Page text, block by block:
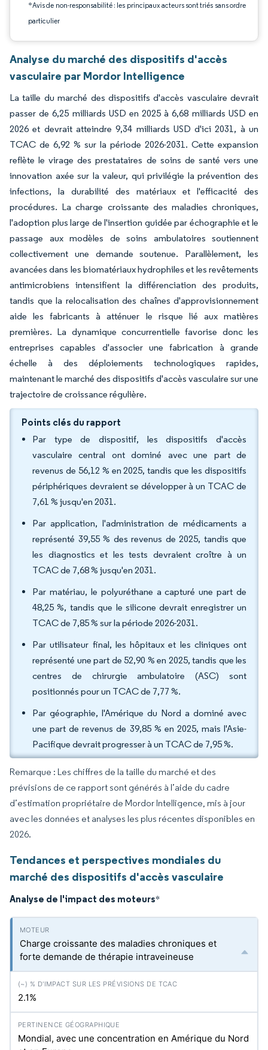
*Avis de non-responsabilité : les principaux acteurs sont triés sans ordre
particulier
Analyse du marché des dispositifs d'accès
vasculaire par Mordor Intelligence
La taille du marché des dispositifs d'accès vasculaire devrait
passer de 6,25 milliards USD en 2025 à 6,68 milliards USD en
2026 et devrait atteindre 9,34 milliards USD d'ici 2031, à un
TCAC de 6,92 % sur la période 2026-2031. Cette expansion
reflète le virage des prestataires de soins de santé vers une
innovation axée sur la valeur, qui privilégie la prévention des
infections, la durabilité des matériaux et l'efficacité des
procédures. La charge croissante des maladies chroniques,
l'adoption plus large de l'insertion guidée par échographie et le
passage aux modèles de soins ambulatoires soutiennent
collectivement une demande soutenue. Parallèlement, les
avancées dans les biomatériaux hydrophiles et les revêtements
antimicrobiens intensifient la différenciation des produits,
tandis que la relocalisation des chaînes d'approvisionnement
aide les fabricants à atténuer le risque lié aux matières
premières. La dynamique concurrentielle favorise donc les
entreprises capables d'associer une fabrication à grande
échelle à des déploiements technologiques rapides,
maintenant le marché des dispositifs d'accès vasculaire sur une
trajectoire de croissance régulière.
Points clés du rapport
Par type de dispositif, les dispositifs d'accès
vasculaire central ont dominé avec une part de
revenus de 56,12 % en 2025, tandis que les dispositifs
périphériques devraient se développer à un TCAC de
7,61 % jusqu'en 2031.
Par application, l'administration de médicaments a
représenté 39,55 % des revenus de 2025, tandis que
les diagnostics et les tests devraient croître à un
TCAC de 7,68 % jusqu'en 2031.
Par matériau, le polyuréthane a capturé une part de
48,25 %, tandis que le silicone devrait enregistrer un
TCAC de 7,85 % sur la période 2026-2031.
Par utilisateur final, les hôpitaux et les cliniques ont
représenté une part de 52,90 % en 2025, tandis que les
centres de chirurgie ambulatoire (ASC) sont
positionnés pour un TCAC de 7,77 %.
Par géographie, l'Amérique du Nord a dominé avec
une part de revenus de 39,85 % en 2025, mais l'Asie-
Pacifique devrait progresser à un TCAC de 7,95 %.
Remarque : Les chiffres de la taille du marché et des
prévisions de ce rapport sont générés à l’aide du cadre
d’estimation propriétaire de Mordor Intelligence, mis à jour
avec les données et analyses les plus récentes disponibles en
2026.
Tendances et perspectives mondiales du
marché des dispositifs d'accès vasculaire
Analyse de l'impact des moteurs*
Charge croissante des maladies chroniques et
forte demande de thérapie intraveineuse
2.1%
Mondial, avec une concentration en Amérique du Nord